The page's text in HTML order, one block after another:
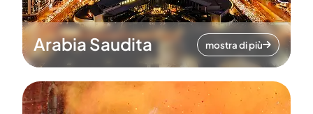
Arabia Saudita mostra di più